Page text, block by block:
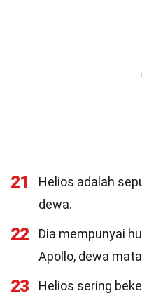
21
Helios adalah
dewa.
22
Dia mempunyai
Apollo, dewa
23
Helios sering